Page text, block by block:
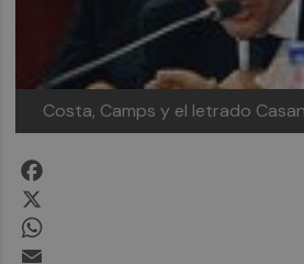
Costa, Camps y el letrado